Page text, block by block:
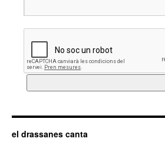
el drassanes canta